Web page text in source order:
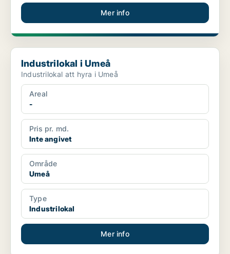
Mer info
Industrilokal i Umeå
Industrilokal i Umeå
Industrilokal att hyra i Umeå
Areal
-
Pris pr. md.
Inte angivet
Område
Umeå
Type
Industrilokal
Mer info